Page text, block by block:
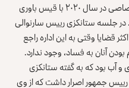
نداشت. ما در این زمینه یک جلسه اختصاصی در سال ۲۰۲۰ با قیس باوری
در جلسه ستانکزی رییس سارنوالی
قضایا وقتی به این اداره راجع
آنان به فساد، وجود ندارد.
و آب بود که به گفته ستانکزی
جمهور اصرار داشت که از وی